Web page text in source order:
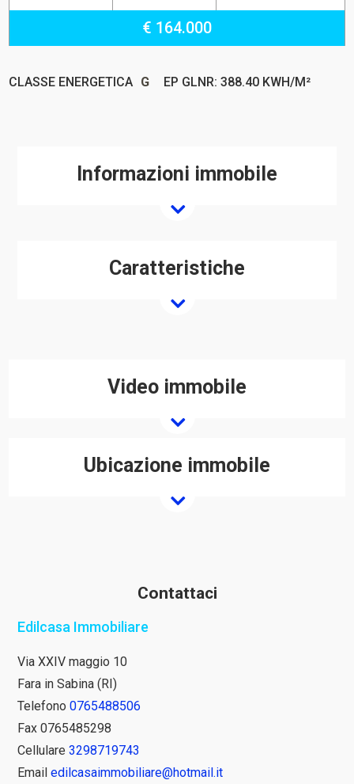
€ 164.000
CLASSE ENERGETICA G EP GLNR: 388.40 KWH/M²
Informazioni immobile
Caratteristiche
Video immobile
Ubicazione immobile
Contattaci
Edilcasa Immobiliare
Via XXIV maggio 10
Fara in Sabina (RI)
Telefono 0765488506
Fax 0765485298
Cellulare 3298719743
Email edilcasaimmobiliare@hotmail.it